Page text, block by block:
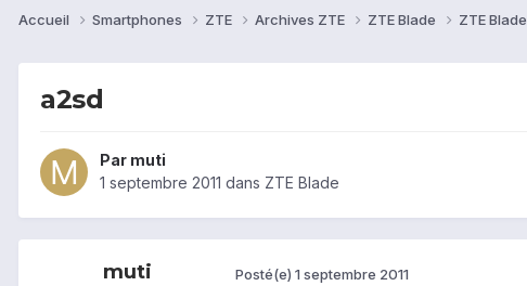
Accueil Smartphones ZTE Archives ZTE ZTE Blade ZTE Blade
a2sd
Par muti
1 septembre 2011 dans ZTE Blade
muti Posté(e) 1 septembre 2011